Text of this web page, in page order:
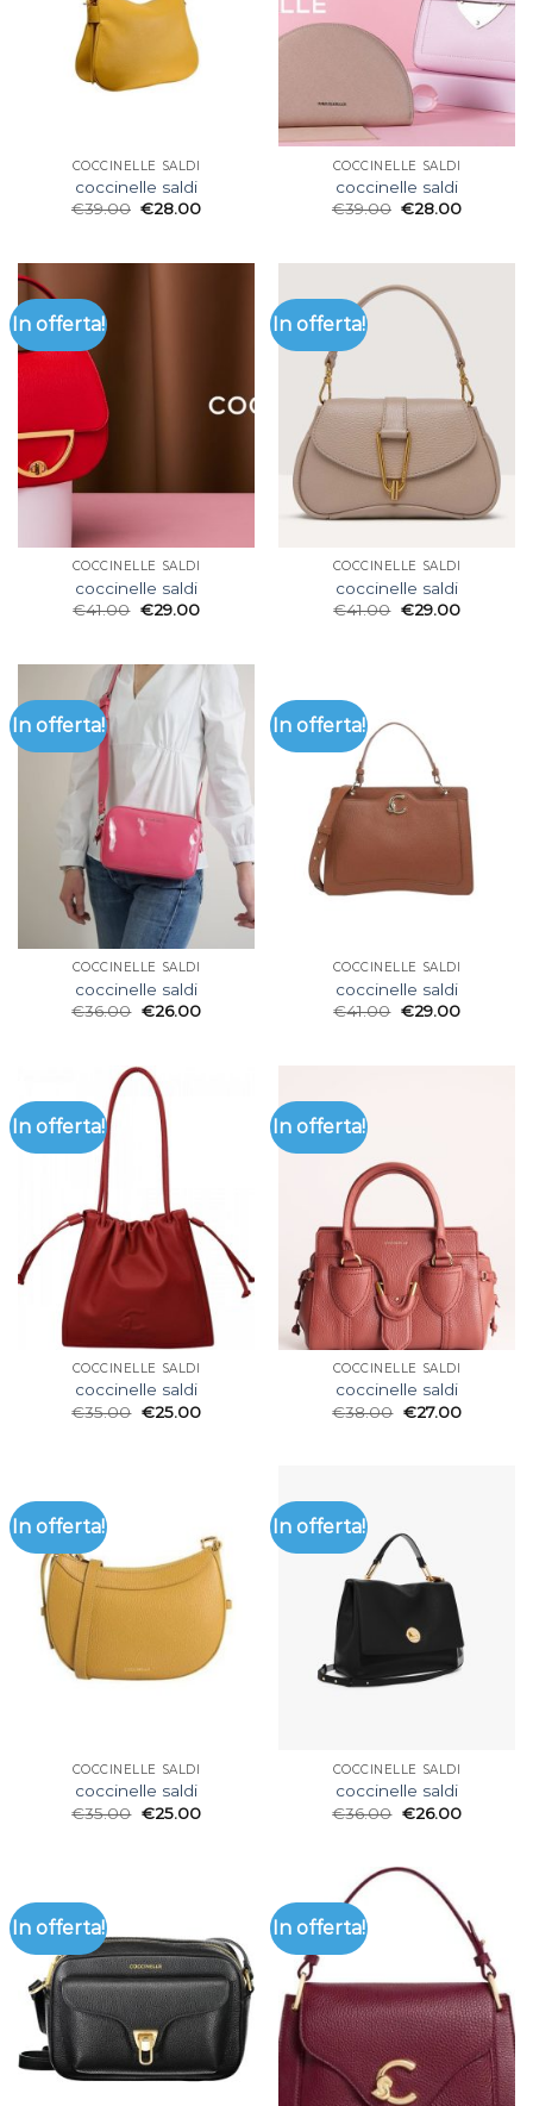
COCCINELLE SALDI
coccinelle saldi
€39.00 €28.00
COCCINELLE SALDI
coccinelle saldi
€39.00 €28.00
In offerta!
COCCINELLE SALDI
coccinelle saldi
€41.00 €29.00
In offerta!
COCCINELLE SALDI
coccinelle saldi
€41.00 €29.00
In offerta!
COCCINELLE SALDI
coccinelle saldi
€36.00 €26.00
In offerta!
COCCINELLE SALDI
coccinelle saldi
€41.00 €29.00
In offerta!
COCCINELLE SALDI
coccinelle saldi
€35.00 €25.00
In offerta!
COCCINELLE SALDI
coccinelle saldi
€38.00 €27.00
In offerta!
COCCINELLE SALDI
coccinelle saldi
€35.00 €25.00
In offerta!
COCCINELLE SALDI
coccinelle saldi
€36.00 €26.00
In offerta! In offerta!